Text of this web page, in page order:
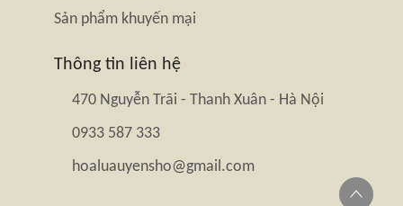
Sản phẩm khuyến mại
Thông tin liên hệ
470 Nguyễn Trãi - Thanh Xuân - Hà Nội
0933 587 333
hoaluauyensho@gmail.com